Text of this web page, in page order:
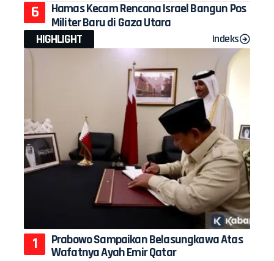
Hamas Kecam Rencana Israel Bangun Pos
Militer Baru di Gaza Utara
HIGHLIGHT
Indeks
Prabowo Sampaikan Belasungkawa Atas
Wafatnya Ayah Emir Qatar